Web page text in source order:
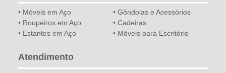
• Móveis em Aço
• Roupeiros em Aço
• Estantes em Aço
• Gôndolas e Acessórios
• Cadeiras
• Móveis para Escritório
Atendimento